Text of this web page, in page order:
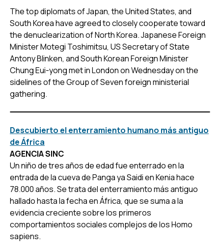
The top diplomats of Japan, the United States, and
South Korea have agreed to closely cooperate toward
the denuclearization of North Korea. Japanese Foreign
Minister Motegi Toshimitsu, US Secretary of State
Antony Blinken, and South Korean Foreign Minister
Chung Eui-yong met in London on Wednesday on the
sidelines of the Group of Seven foreign ministerial
gathering.
Descubierto el enterramiento humano más antiguo
de África
AGENCIA SINC
Un niño de tres años de edad fue enterrado en la
entrada de la cueva de Panga ya Saidi en Kenia hace
78.000 años. Se trata del enterramiento más antiguo
hallado hasta la fecha en África, que se suma a la
evidencia creciente sobre los primeros
comportamientos sociales complejos de losHomo
sapiens.